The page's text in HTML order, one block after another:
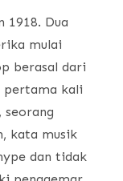
1918. Dua
mulai
berasal dari
pertama kali
kata musik
dan tidak